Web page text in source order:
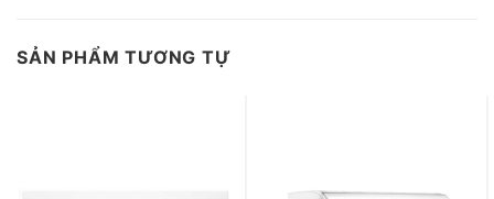
SẢN PHẨM TƯƠNG TỰ